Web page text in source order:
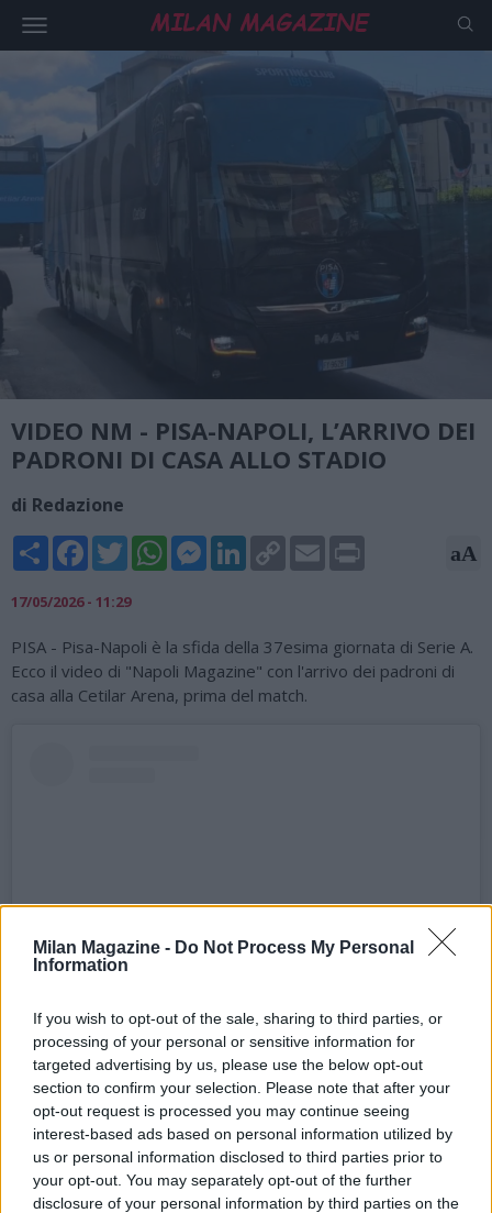
Milan Magazine - Do Not Process My Personal
Information
If you wish to opt-out of the sale, sharing to third parties, or
processing of your personal or sensitive information for
targeted advertising by us, please use the below opt-out
section to confirm your selection. Please note that after your
opt-out request is processed you may continue seeing
interest-based ads based on personal information utilized by
us or personal information disclosed to third parties prior to
your opt-out. You may separately opt-out of the further
disclosure of your personal information by third parties on the
VIDEO NM - PISA-NAPOLI, L’ARRIVO DEI
PADRONI DI CASA ALLO STADIO
di Redazione
Share FacebookTwitterWhatsAppMessengerLinkedInCopy
Link
Email aA
17/05/2026 - 11:29
PISA - Pisa-Napoli è la sfida della 37esima giornata di Serie A.
Ecco il video di "Napoli Magazine" con l'arrivo dei padroni di
casa alla Cetilar Arena, prima del match.
Visualizza questo post su Instagram